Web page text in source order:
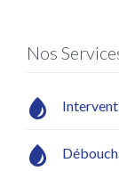
Nos

